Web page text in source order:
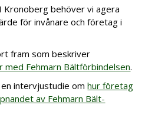
behöver vi agera
för invånare och företag i
fram som beskriver
med Fehmarn Bältförbindelsen.
intervjustudie omhur företag
av Fehmarn Bält-